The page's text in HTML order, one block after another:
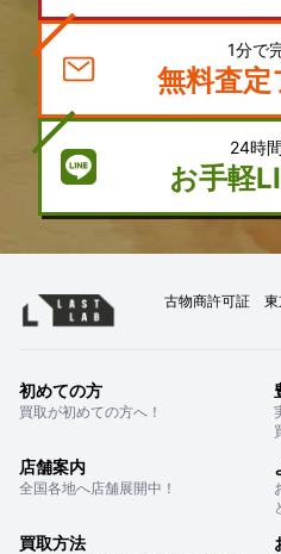
1分で
無料査
24時
お手軽
古物商許可証 東
初めての方
買取が初めての方へ！
店舗案内
全国各地へ店舗展開中！
買取方法